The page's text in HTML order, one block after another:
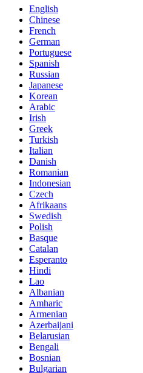
English
Chinese
French
German
Portuguese
Spanish
Russian
Japanese
Korean
Arabic
Irish
Greek
Turkish
Italian
Danish
Romanian
Indonesian
Czech
Afrikaans
Swedish
Polish
Basque
Catalan
Esperanto
Hindi
Lao
Albanian
Amharic
Armenian
Azerbaijani
Belarusian
Bengali
Bosnian
Bulgarian